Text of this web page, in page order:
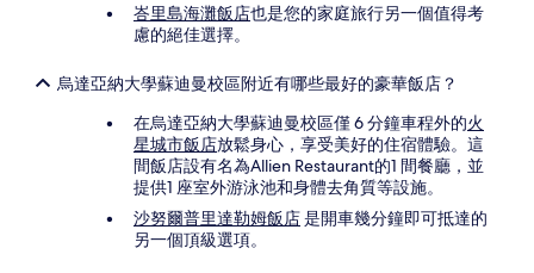
峇里島海灘飯店也是您的家庭旅行另一個值得考
慮的絕佳選擇。
烏達亞納大學蘇迪曼校區附近有哪些最好的豪華飯店？
在烏達亞納大學蘇迪曼校區僅 6 分鐘車程外的火
星城市飯店放鬆身心，享受美好的住宿體驗。這
間飯店設有名為Allien Restaurant的1 間餐廳，並
提供1 座室外游泳池和身體去角質等設施。
沙努爾普里達勒姆飯店是開車幾分鐘即可抵達的
另一個頂級選項。